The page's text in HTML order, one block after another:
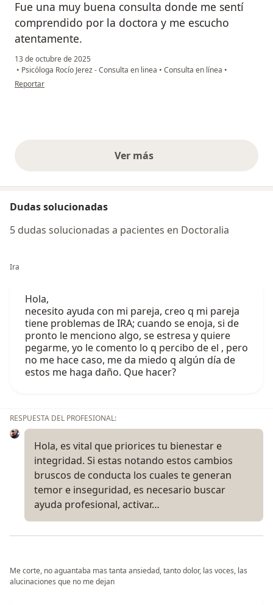
Fue una muy buena consulta donde me sentí
comprendido por la doctora y me escucho
atentamente.
13 de octubre de 2025
• Psicóloga Rocío Jerez - Consulta en linea • Consulta en línea •
en opinión del usuario Kamilo Ramírez
Reportar
Ver másopiniones anteriores
Dudas solucionadas
5 dudas solucionadas a pacientes en Doctoralia
Ira
Hola,
necesito ayuda con mi pareja, creo q mi pareja
tiene problemas de IRA; cuando se enoja, si de
pronto le menciono algo, se estresa y quiere
pegarme, yo le comento lo q percibo de el , pero
no me hace caso, me da miedo q algún día de
estos me haga daño. Que hacer?
RESPUESTA DEL PROFESIONAL:
Hola, es vital que priorices tu bienestar e
integridad. Si estas notando estos cambios
bruscos de conducta los cuales te generan
temor e inseguridad, es necesario buscar
ayuda profesional, activar…
Me corte, no aguantaba mas tanta ansiedad, tanto dolor, las voces, las
alucinaciones que no me dejan